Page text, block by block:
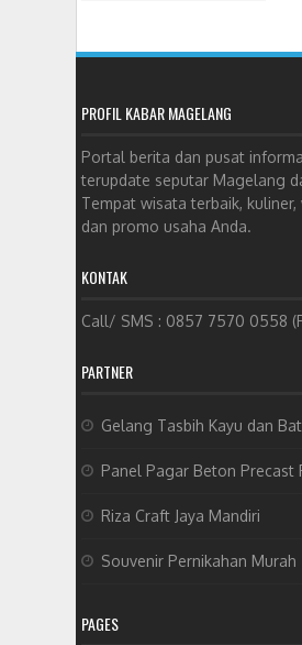
PROFIL KABAR MAGELANG
Portal berita dan pusat
terupdate seputar Magelang
Tempat wisata terbaik,
dan promo usaha Anda.
KONTAK
Call/ SMS : 0857 7570 0558
PARTNER
Gelang Tasbih Kayu dan
Panel Pagar Beton Precast
Riza Craft Jaya Mandiri
Souvenir Pernikahan Murah
PAGES